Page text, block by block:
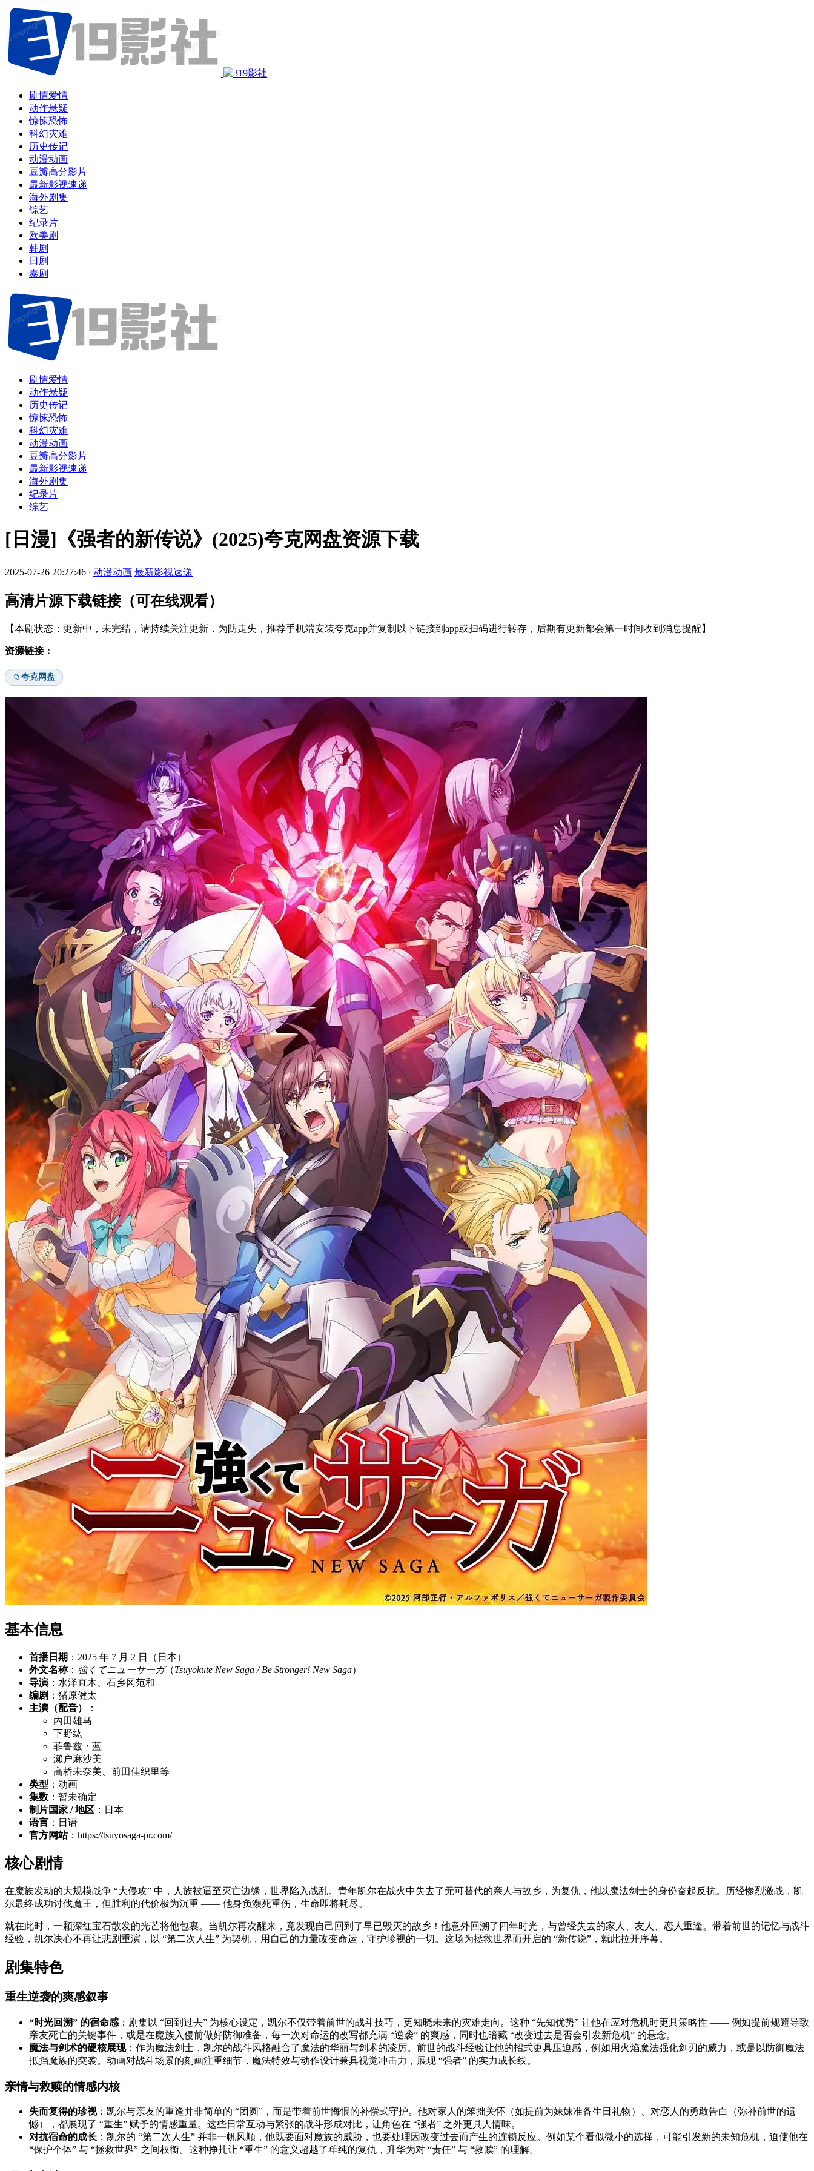
剧情爱情
动作悬疑
惊悚恐怖
科幻灾难
历史传记
动漫动画
豆瓣高分影片
最新影视速递
海外剧集
综艺
纪录片
欧美剧
韩剧
日剧
泰剧
剧情爱情
动作悬疑
历史传记
惊悚恐怖
科幻灾难
动漫动画
豆瓣高分影片
最新影视速递
海外剧集
纪录片
综艺
[日漫]《强者的新传说》(2025)夸克网盘资源下载
2025-07-26 20:27:46 · 动漫动画 最新影视速递
高清片源下载链接（可在线观看）
【本剧状态：更新中，未完结，请持续关注更新，为防走失，推荐手机端安装夸克app并复制以下链接到app或扫码进行转存，后期有更新都会第一时间收到消息提醒】
资源链接：
📁夸克网盘
基本信息
首播日期 ：2025 年 7 月 2 日（日本）
外文名称： 強くてニューサーガ（Tsuyokute New Saga / Be Stronger! New Saga）
导演 ：水泽直木、石乡冈范和
编剧 ：猪原健太
主演（配音）
：
内田雄马
下野纮
菲鲁兹・蓝
濑户麻沙美
高桥未奈美、前田佳织里等
类型 ：动画
集数 ：暂未确定
制片国家 / 地区 ：日本
语言 ：日语
官方网站：https://tsuyosaga-pr.com/
核心剧情
在魔族发动的大规模战争 “大侵攻” 中，人族被逼至灭亡边缘，世界陷入战乱。青年凯尔在战火中失去了无可替代的亲人与故乡，为复仇，他以魔法剑士的身份奋起反抗。历经惨烈激战，凯
尔最终成功讨伐魔王，但胜利的代价极为沉重 —— 他身负濒死重伤，生命即将耗尽。
就在此时，一颗深红宝石散发的光芒将他包裹。当凯尔再次醒来，竟发现自己回到了早已毁灭的故乡！他意外回溯了四年时光，与曾经失去的家人、友人、恋人重逢。带着前世的记忆与战斗
经验，凯尔决心不再让悲剧重演，以 “第二次人生” 为契机，用自己的力量改变命运，守护珍视的一切。这场为拯救世界而开启的 “新传说”，就此拉开序幕。
剧集特色
重生逆袭的爽感叙事
“时光回溯” 的宿命感 ：剧集以 “回到过去” 为核心设定，凯尔不仅带着前世的战斗技巧，更知晓未来的灾难走向。这种 “先知优势” 让他在应对危机时更具策略性 —— 例如提前规避导致
亲友死亡的关键事件，或是在魔族入侵前做好防御准备，每一次对命运的改写都充满 “逆袭” 的爽感，同时也暗藏 “改变过去是否会引发新危机” 的悬念。
魔法与剑术的硬核展现：作为魔法剑士，凯尔的战斗风格融合了魔法的华丽与剑术的凌厉。前世的战斗经验让他的招式更具压迫感，例如用火焰魔法强化剑刃的威力，或是以防御魔法
抵挡魔族的突袭。动画对战斗场景的刻画注重细节，魔法特效与动作设计兼具视觉冲击力，展现 “强者” 的实力成长线。
亲情与救赎的情感内核
失而复得的珍视：凯尔与亲友的重逢并非简单的 “团圆”，而是带着前世悔恨的补偿式守护。他对家人的笨拙关怀（如提前为妹妹准备生日礼物）、对恋人的勇敢告白（弥补前世的遗
憾），都展现了 “重生” 赋予的情感重量。这些日常互动与紧张的战斗形成对比，让角色在 “强者” 之外更具人情味。
对抗宿命的成长 ：凯尔的 “第二次人生” 并非一帆风顺，他既要面对魔族的威胁，也要处理因改变过去而产生的连锁反应。例如某个看似微小的选择，可能引发新的未知危机，迫使他在
“保护个体” 与 “拯救世界” 之间权衡。这种挣扎让 “重生” 的意义超越了单纯的复仇，升华为对 “责任” 与 “救赎” 的理解。